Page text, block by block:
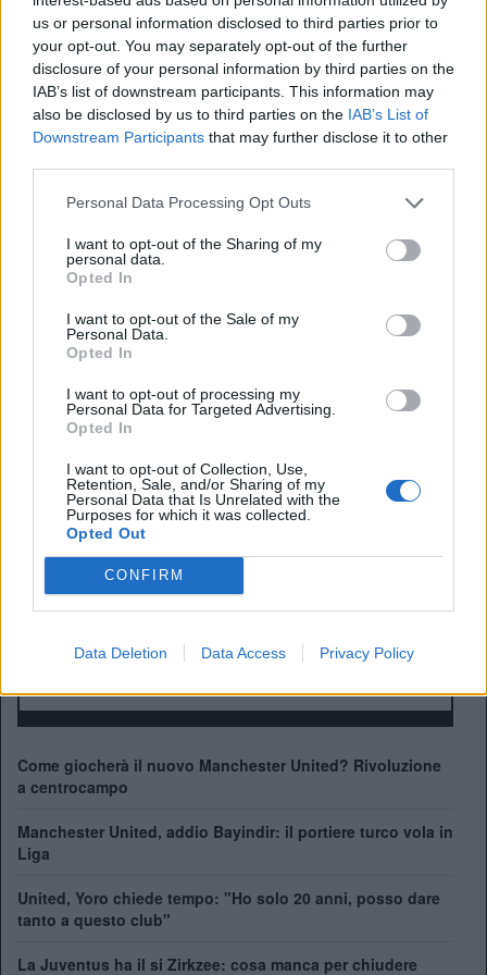
us or personal information disclosed to third parties prior to
your opt-out. You may separately opt-out of the further
disclosure of your personal information by third parties on the
IAB’s list of downstream participants. This information may
also be disclosed by us to third parties on the IAB’s List of
Downstream Participants that may further disclose it to other
Personal Data Processing Opt Outs
I want to opt-out of the Sharing of my
personal data.
Opted In
I want to opt-out of the Sale of my
Personal Data.
Opted In
I want to opt-out of processing my
Personal Data for Targeted Advertising.
Opted In
I want to opt-out of Collection, Use,
Retention, Sale, and/or Sharing of my
Personal Data that Is Unrelated with the
Purposes for which it was collected.
Opted Out
CONFIRM
Data Deletion Data Access Privacy Policy
REDAZIONE
Twitter @Calciopremier
Anno di Fondazione:1878 come Newton Health LYR F.C.
Stadio:Old Trafford (75.731)
Città:Manchester
Presidente: Avram Glazer e Joel Glazer
Manager:Ruben Amorim
ALBO D'ORO
Premier League:20
League Cup:6
FA Community Shield:21
Supercoppa Europea:
Come giocherà il nuovo Manchester United? Rivoluzione
a centrocampo
Manchester United, addio Bayindir: il portiere turco vola in
Liga
United, Yoro chiede tempo: "Ho solo 20 anni, posso dare
tanto a questo club"
La Juventus ha il si Zirkzee: cosa manca per chiudere